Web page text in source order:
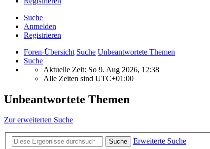
Suche
Anmelden
Registrieren
Foren-Übersicht Suche Unbeantwortete Themen
Suche
Aktuelle Zeit: So 9. Aug 2026, 12:38
Alle Zeiten sind UTC+01:00
Unbeantwortete Themen
Zur erweiterten Suche
Suche
Erweiterte Suche